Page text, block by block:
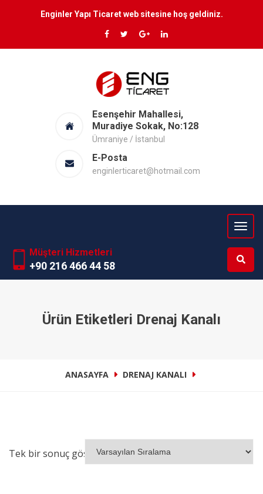
Enginler Yapı Ticaret web sitesine hoş geldiniz.
Esenşehir Mahallesi,
Muradiye Sokak, No:128
Ümraniye / İstanbul
E-Posta
enginlerticaret@hotmail.com
Müşteri Hizmetleri
+90 216 466 44 58
Ürün Etiketleri Drenaj Kanalı
ANASAYFA DRENAJ KANALI
Tek bir sonuç gösteriliyor